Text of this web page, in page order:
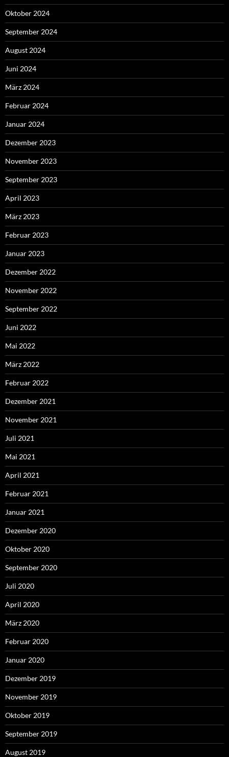
Oktober 2024
September 2024
August 2024
Juni 2024
März 2024
Februar 2024
Januar 2024
Dezember 2023
November 2023
September 2023
April 2023
März 2023
Februar 2023
Januar 2023
Dezember 2022
November 2022
September 2022
Juni 2022
Mai 2022
März 2022
Februar 2022
Dezember 2021
November 2021
Juli 2021
Mai 2021
April 2021
Februar 2021
Januar 2021
Dezember 2020
Oktober 2020
September 2020
Juli 2020
April 2020
März 2020
Februar 2020
Januar 2020
Dezember 2019
November 2019
Oktober 2019
September 2019
August 2019